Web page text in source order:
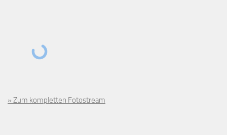
» Zum kompletten Fotostream